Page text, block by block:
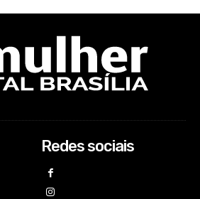
Redes sociais